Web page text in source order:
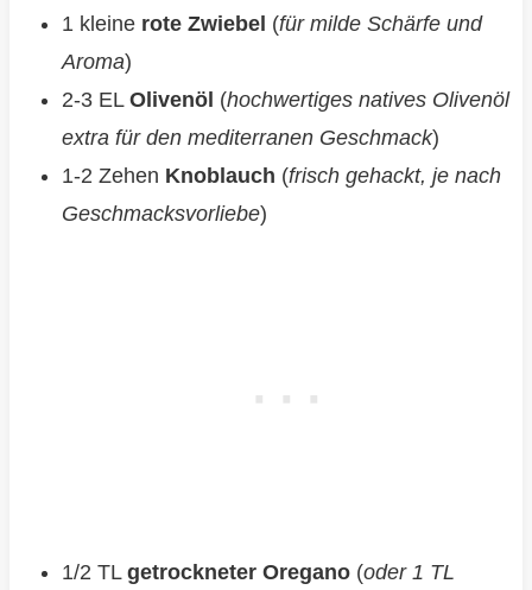
1 kleine rote Zwiebel (für milde Schärfe und
Aroma)
2-3 EL Olivenöl (hochwertiges natives Olivenöl
extra für den mediterranen Geschmack)
1-2 Zehen Knoblauch (frisch gehackt, je nach
Geschmacksvorliebe)
1/2 TL getrockneter Oregano(oder 1 TL